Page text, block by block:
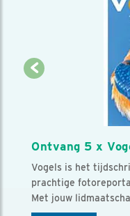
Ontvang 5 x
Vogels is het
prachtige
Met jouw